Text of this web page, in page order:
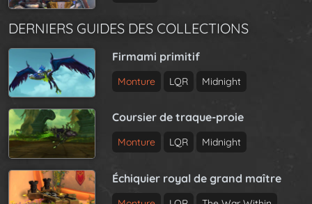
DERNIERS GUIDES DES COLLECTIONS
Firmami primitif
Monture LQR Midnight
Coursier de traque-proie
Monture LQR Midnight
Échiquier royal de grand maître